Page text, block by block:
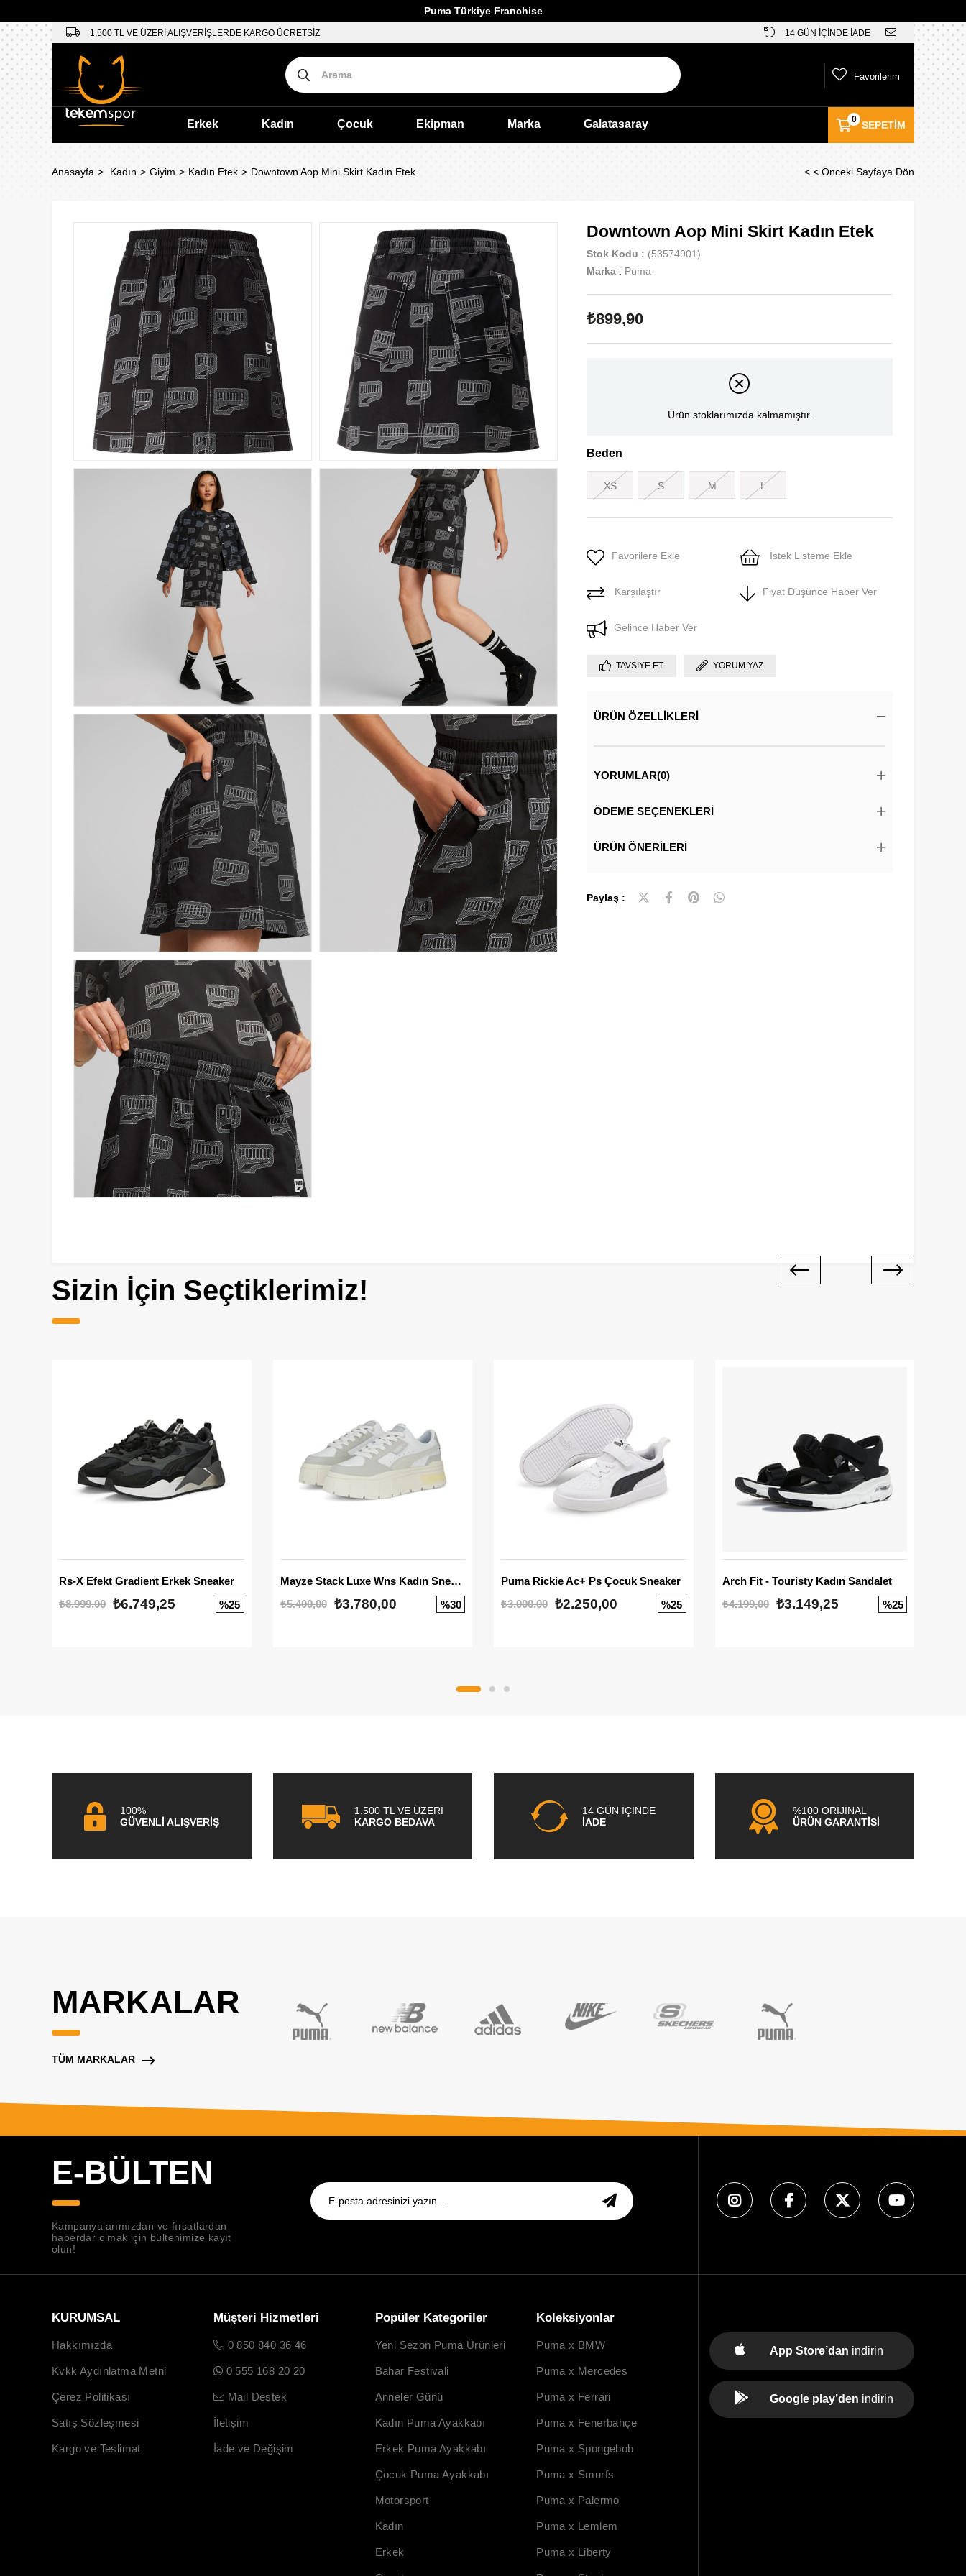
Puma Türkiye Franchise
1.500 TL VE ÜZERİ ALIŞVERİŞLERDE KARGO ÜCRETSİZ 14 GÜN İÇİNDE İADE
SEPETIM
0
Favorilerim
Erkek Kadın Çocuk Ekipman Marka Galatasaray
Anasayfa Kadın Giyim Kadın Etek Downtown Aop Mini Skirt Kadın Etek < < Önceki Sayfaya Dön
Downtown Aop Mini Skirt Kadın Etek
Stok Kodu
(53574901)
Marka : Puma
₺899,90
Ürün stoklarımızda kalmamıştır.
Beden
XS S M L
Favorilere Ekle İstek Listeme Ekle
Karşılaştır Fiyat Düşünce Haber Ver
Gelince Haber Ver
TAVSIYE ET YORUM YAZ
ÜRÜN ÖZELLIKLERI
YORUMLAR(0)
ÖDEME SEÇENEKLERI
ÜRÜN ÖNERILERI
Paylaş :
Sizin İçin Seçtiklerimiz!
Rs-X Efekt Gradient Erkek Sneaker
₺8.999,00 ₺6.749,25 %25
Mayze Stack Luxe Wns Kadın Sneaker
₺5.400,00
₺3.780,00 %30
Puma Rickie Ac+ Ps Çocuk Sneaker
₺3.000,00 ₺2.250,00 %25
Arch Fit - Touristy Kadın Sandalet
₺4.199,00
₺3.149,25 %25
100%
GÜVENLİ ALIŞVERİŞ
1.500 TL VE ÜZERİ
KARGO BEDAVA
14 GÜN İÇİNDE
İADE
%100 ORİJİNAL
ÜRÜN GARANTİSİ
MARKALAR
TÜM MARKALAR
E-BÜLTEN
Kampanyalarımızdan ve fırsatlardan
haberdar olmak için bültenimize kayıt
olun!
KURUMSAL
Hakkımızda
Kvkk Aydınlatma Metni
Çerez Politikası
Satış Sözleşmesi
Kargo ve Teslimat
Müşteri Hizmetleri
0 850 840 36 46
0 555 168 20 20
Mail Destek
İletişim
İade ve Değişim
Popüler Kategoriler
Yeni Sezon Puma Ürünleri
Bahar Festivali
Anneler Günü
Kadın Puma Ayakkabı
Erkek Puma Ayakkabı
Çocuk Puma Ayakkabı
Motorsport
Kadın
Erkek
Koleksiyonlar
Puma x BMW
Puma x Mercedes
Puma x Ferrari
Puma x Fenerbahçe
Puma x Spongebob
Puma x Smurfs
Puma x Palermo
Puma x Lemlem
Puma x Liberty
App Store’dan indirin
Google play’den indirin